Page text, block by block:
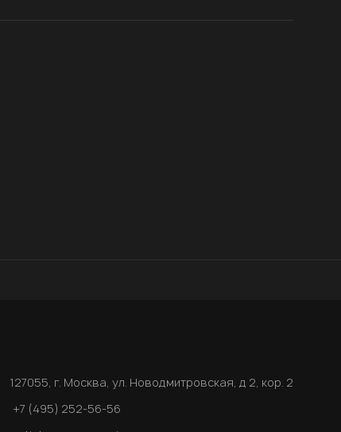
127055, г. Москва, ул. Новодмитровская, д 2, кор. 2
+7 (495) 252-56-56